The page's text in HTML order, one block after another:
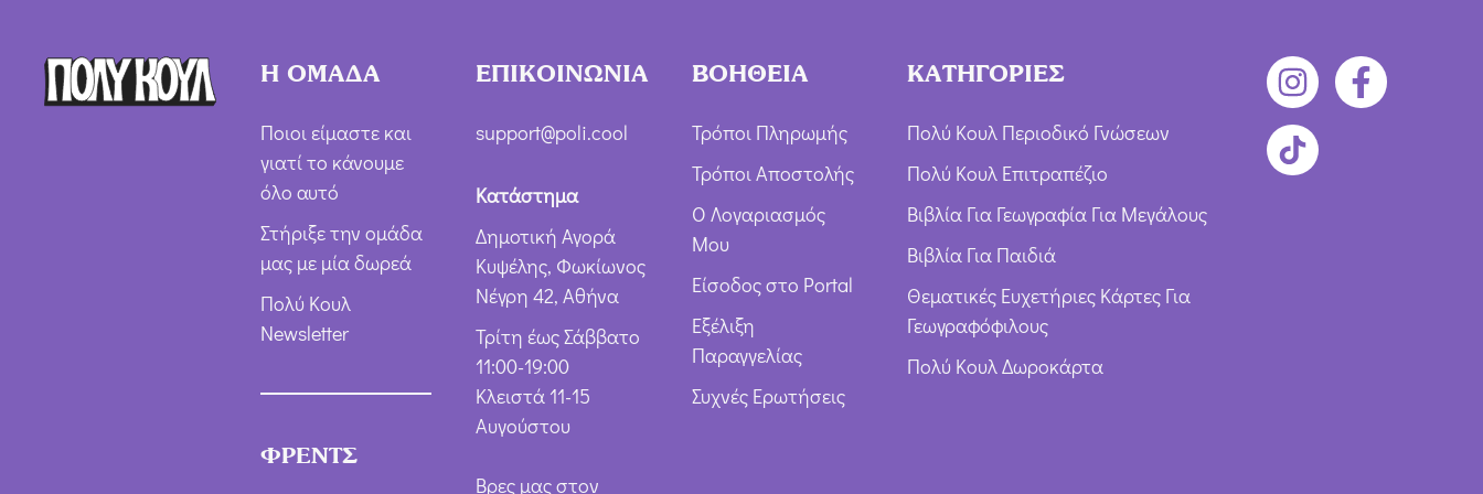
ή
ρ
Η ΟΜΑΔΑ
Ποιοι είμαστε και
γιατί το κάνουμε
όλο αυτό
Στήριξε την ομάδα
μας με μία δωρεά
Πολύ Κουλ
Newsletter
ΦΡΕΝΤΣ
ΕΠΙΚΟΙΝΩΝΙΑ
support@poli.cool
Κατάστημα
Δημοτική Αγορά
Κυψέλης, Φωκίωνος
Νέγρη 42, Αθήνα
Τρίτη έως Σάββατο
11:00-19:00
Κλειστά 11-15
Αυγούστου
Βρες μας στον
ΒΟΗΘΕΙΑ
Τρόποι Πληρωμής
Τρόποι Αποστολής
Ο Λογαριασμός
Μου
Είσοδος στο Portal
Εξέλιξη
Παραγγελίας
Συχνές Ερωτήσεις
ΚΑΤΗΓΟΡΙΕΣ
Πολύ Κουλ Περιοδικό Γνώσεων
Πολύ Κουλ Επιτραπέζιο
Βιβλία Για Γεωγραφία Για Μεγάλους
Βιβλία Για Παιδιά
Θεματικές Ευχετήριες Κάρτες Για
Γεωγραφόφιλους
Πολύ Κουλ Δωροκάρτα